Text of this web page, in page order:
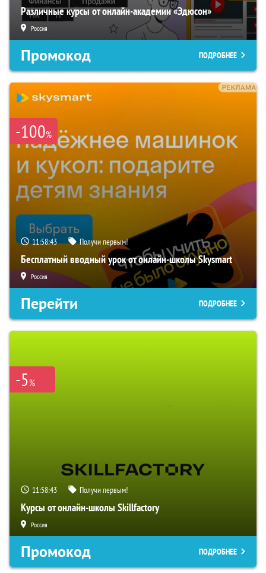
Различные курсы от онлайн-академии «Эдюсон»
Россия
Промокод ПОДРОБНЕЕ
-100%
11:58:42 Получи первым!
Бесплатный вводный урок от онлайн-школы Skysmart
Россия
Перейти ПОДРОБНЕЕ
-5%
11:58:42 Получи первым!
Курсы от онлайн-школы Skillfactory
Россия
Промокод ПОДРОБНЕЕ